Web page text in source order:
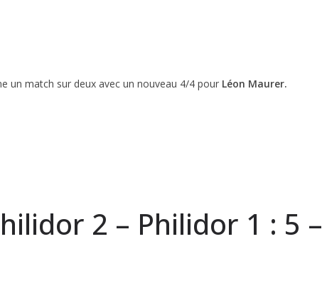
un match sur deux avec un nouveau 4/4 pour Léon Maurer.
2 – Philidor 1 : 5 –